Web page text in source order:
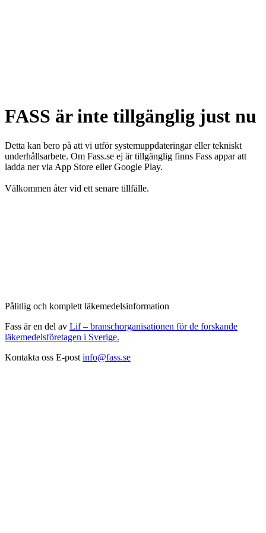
FASS är inte tillgänglig just nu
Detta kan bero på att vi utför systemuppdateringar eller tekniskt
underhållsarbete. Om Fass.se ej är tillgänglig finns Fass appar att
ladda ner via App Store eller Google Play.
Välkommen åter vid ett senare tillfälle.
Pålitlig och komplett läkemedelsinformation
Fass är en del av Lif – branschorganisationen för de forskande
läkemedelsföretagen i Sverige.
Kontakta oss E-post info@fass.se